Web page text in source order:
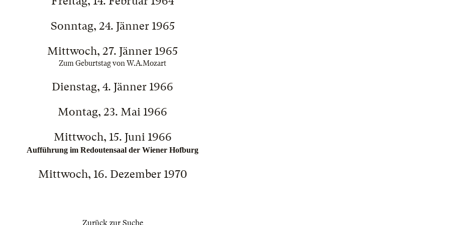
Sonntag, 24. Jänner 1965
Mittwoch, 27. Jänner 1965
Zum Geburtstag von W.A.Mozart
Dienstag, 4. Jänner 1966
Montag, 23. Mai 1966
Mittwoch, 15. Juni 1966
Aufführung im Redoutensaal der Wiener Hofburg
Mittwoch, 16. Dezember 1970
Zurück zur Suche